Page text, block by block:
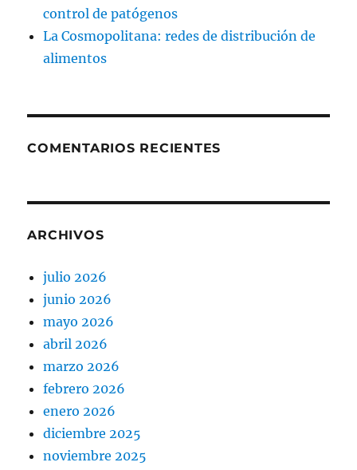
control de patógenos
La Cosmopolitana: redes de distribución de
alimentos
COMENTARIOS RECIENTES
ARCHIVOS
julio 2026
junio 2026
mayo 2026
abril 2026
marzo 2026
febrero 2026
enero 2026
diciembre 2025
noviembre 2025